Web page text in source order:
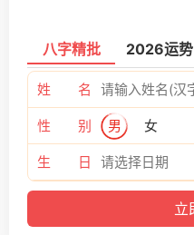
八字精批 2026运势
姓 名
性 别 男 女
生 日